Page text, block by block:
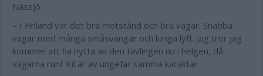
Nässjö.
– I Finland var det bra motstånd och bra vägar. Snabba
vägar med många småsvängar och luriga lyft. Jag tror jag
kommer att ha nytta av den tävlingen nu i helgen, då
vägarna runt Kil är av ungefär samma karaktär.